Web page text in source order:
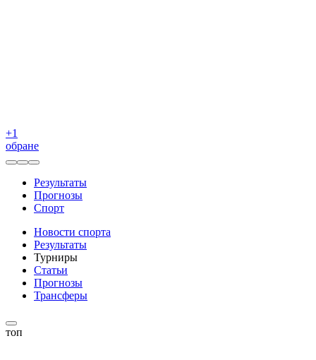
+1
обране
Результаты
Прогнозы
Спорт
Новости спорта
Результаты
Турниры
Статьи
Прогнозы
Трансферы
топ